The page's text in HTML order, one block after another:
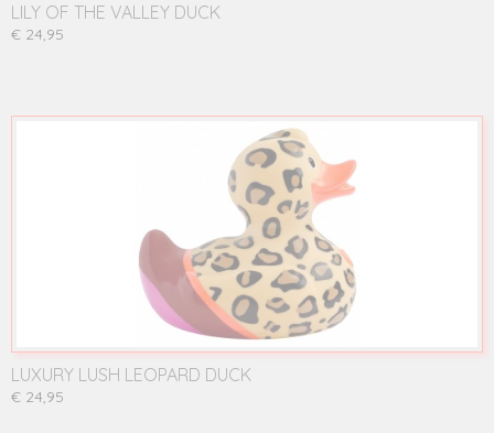
LILY OF THE VALLEY DUCK
€ 24,95
LUXURY LUSH LEOPARD DUCK
€ 24,95